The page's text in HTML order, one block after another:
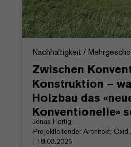
Nachhaltigkeit /
Zwischen
Konstruktion –
Holzbau das
Konventionelle»
Jonas Hertig
Projektleitender Architekt, Oxid
| 18.03.2026